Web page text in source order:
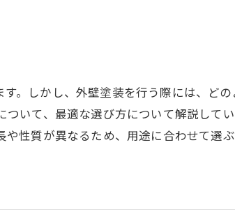
。しかし、外壁塗装を行う際には、ど
いて、最適な選び方について解説して
性質が異なるため、用途に合わせて選